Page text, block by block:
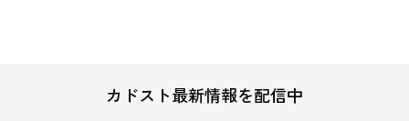
カドスト最新情報を配信中